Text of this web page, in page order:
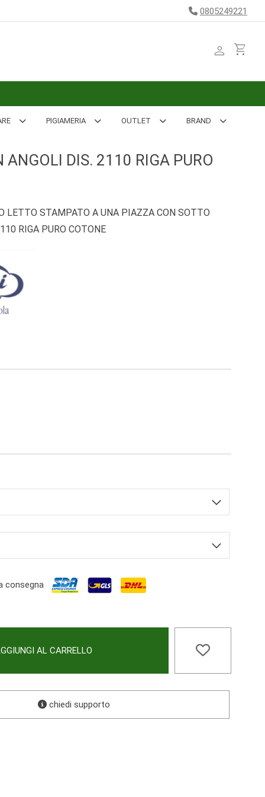
0805249221
person shopping_cart
PIGIAMERIA OUTLET BRAND
DIS. 2110 RIGA PURO
LETTO STAMPATO A UNA PIAZZA CON SOTTO
RIGA PURO COTONE
consegna
AL CARRELLO
chiedi supporto